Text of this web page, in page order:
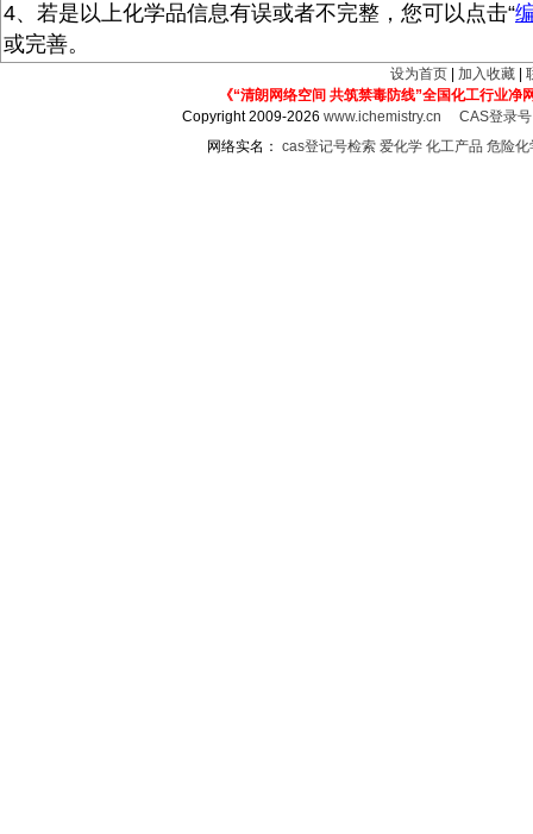
4、若是以上化学品信息有误或者不完整，您可以点击“
或完善。
设为首页 加入收藏
《“清朗网络空间 共筑禁毒防线”全国化工行业净
Copyright 2009-2026www.ichemistry.cn
CAS登录
网络实名： cas登记号检索 爱化学 化工产品 危险化